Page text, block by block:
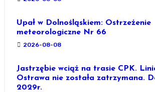
Upał w Dolnośląskiem: Ostrzeżenie
meteorologiczne Nr 66
2026-08-08
Jastrzębie wciąż na trasie CPK.
Ostrawa nie została zatrzymana.
2029r.